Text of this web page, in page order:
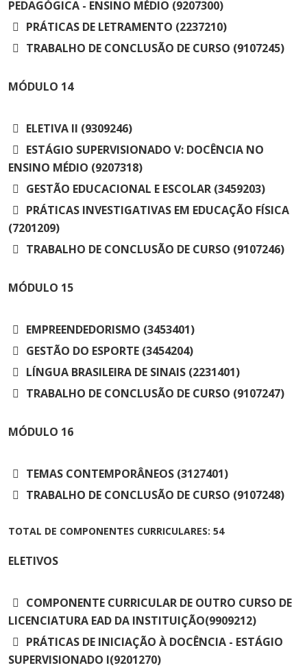
PEDAGÓGICA - ENSINO MÉDIO (9207300)
PRÁTICAS DE LETRAMENTO (2237210)
TRABALHO DE CONCLUSÃO DE CURSO (9107245)
MÓDULO 14
ELETIVA II (9309246)
ESTÁGIO SUPERVISIONADO V: DOCÊNCIA NO
ENSINO MÉDIO (9207318)
GESTÃO EDUCACIONAL E ESCOLAR (3459203)
PRÁTICAS INVESTIGATIVAS EM EDUCAÇÃO FÍSICA
(7201209)
TRABALHO DE CONCLUSÃO DE CURSO (9107246)
MÓDULO 15
EMPREENDEDORISMO (3453401)
GESTÃO DO ESPORTE (3454204)
LÍNGUA BRASILEIRA DE SINAIS (2231401)
TRABALHO DE CONCLUSÃO DE CURSO (9107247)
MÓDULO 16
TEMAS CONTEMPORÂNEOS (3127401)
TRABALHO DE CONCLUSÃO DE CURSO (9107248)
TOTAL DE COMPONENTES CURRICULARES: 54
ELETIVOS
COMPONENTE CURRICULAR DE OUTRO CURSO DE
LICENCIATURA EAD DA INSTITUIÇÃO(9909212)
PRÁTICAS DE INICIAÇÃO À DOCÊNCIA - ESTÁGIO
SUPERVISIONADO I(9201270)